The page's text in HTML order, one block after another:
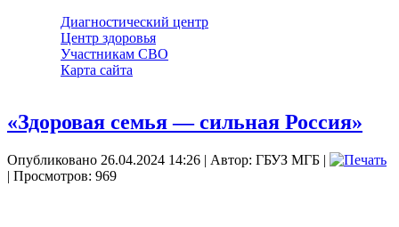
Диагностический центр
Центр здоровья
Участникам СВО
Карта сайта
«Здоровая семья — сильная Россия»
Опубликовано 26.04.2024 14:26 | Автор: ГБУЗ МГБ |
| Просмотров: 969